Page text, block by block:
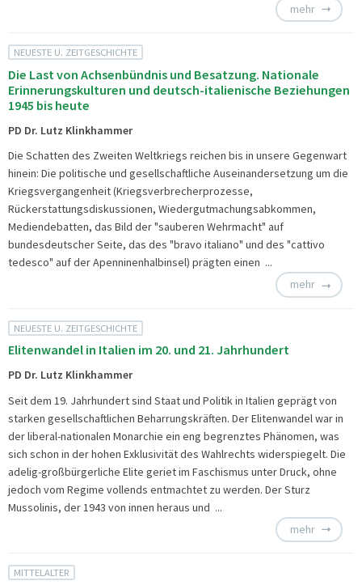
mehr
NEUESTE U. ZEITGESCHICHTE
Die Last von Achsenbündnis und Besatzung. Nationale
Erinnerungskulturen und deutsch-italienische Beziehungen
1945 bis heute
PD Dr. Lutz Klinkhammer
Die Schatten des Zweiten Weltkriegs reichen bis in unsere Gegenwart
hinein: Die politische und gesellschaftliche Auseinandersetzung um die
Kriegsvergangenheit (Kriegsverbrecher­prozesse,
Rückerstattungsdiskussionen, Wiedergutmachungsabkommen,
Mediendebatten, das Bild der "sauberen Wehrmacht" auf
bundesdeutscher Seite, das des "bravo italiano" und des "cattivo
tedesco" auf der Apenninenhalbinsel) prägten einen ...
mehr
NEUESTE U. ZEITGESCHICHTE
Elitenwandel in Italien im 20. und 21. Jahrhundert
PD Dr. Lutz Klinkhammer
Seit dem 19. Jahrhundert sind Staat und Politik in Italien geprägt von
starken gesellschaftlichen Beharrungskräften. Der Elitenwandel war in
der liberal-nationalen Monarchie ein eng begrenztes Phänomen, was
sich schon in der hohen Exklusivität des Wahlrechts widerspiegelt. Die
adelig-großbürgerliche Elite geriet im Faschismus unter Druck, ohne
jedoch vom Regime vollends entmachtet zu werden. Der Sturz
Mussolinis, der 1943 von innen heraus und ...
mehr
MITTELALTER